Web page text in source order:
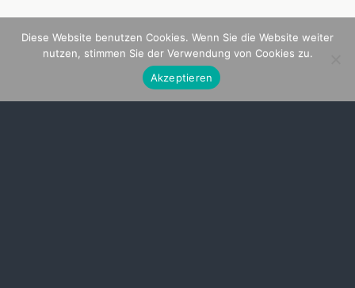
Diese Website benutzen Cookies. Wenn Sie die Website weiter
nutzen, stimmen Sie der Verwendung von Cookies zu.
Akzeptieren